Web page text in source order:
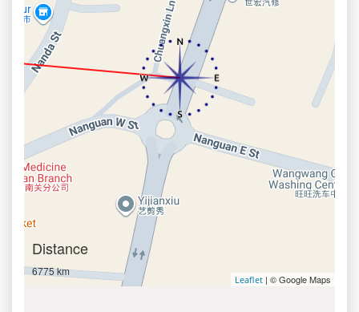
Distance
6775 km
Leaflet | © Google Maps